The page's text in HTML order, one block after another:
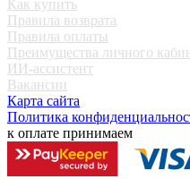
Как купить
Правила возврата
Правила оплаты
Преимущества личного
ИИ-ассистент
Вакансии
Карта сайта
Политика
к оплате принимаем